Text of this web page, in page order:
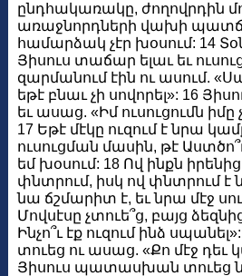
ընդհակառակը, ժողովրդին
առաջնորդների վախի
համարձակ չէր խօսում: 14
Յիսուս տաճար ելաւ եւ
զարմանում էին ու ասում.
եթէ բնաւ չի սովորել»: 16
եւ ասաց. «Իմ ուսուցումն իմը
17 Եթէ մէկը ուզում է նրա
ուսուցման մասին, թէ
եմ խօսում: 18 Ով ինքն
փնտրում, իսկ ով փնտրում է
նա ճշմարիտ է, եւ նրա մէջ
Մովսէսը չտուե՞ց, բայց
Ինչո՞ւ էք ուզում ինձ
տուեց ու ասաց. «Քո մէջ դեւ
Յիսուս պատասխան տուեց